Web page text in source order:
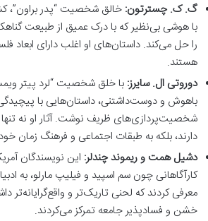
گ. ک. چسترتون: خالق شخصیت “پدر براون”،
با هوشی بی‌نظیر که با درک عمیق از طبیعت
را حل می‌کند. داستان‌های او اغلب دارای ابعاد
هستند.
دوروتی ال. سایرز: با خلق شخصیت “لرد پیتر
باهوش و دوست‌داشتنی، داستان‌هایی با
شخصیت‌پردازی‌های ظریف نوشت. آثار او نه
دارند، بلکه به طبقات اجتماعی و فرهنگ زمان
دشیل همت و ریموند چندلر: این نویسندگان
کارآگاهانی چون سم اسپید و فیلیپ مارلو، به
معرفی کردند که لحنی تاریک‌تر و واقع‌گرایانه‌تر
خشن و فسادپذیر جامعه تمرکز می‌کردند.